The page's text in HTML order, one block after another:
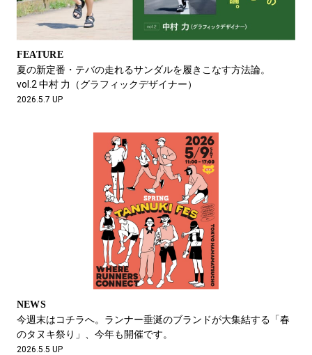
FEATURE
夏の新定番・テバの走れるサンダルを履きこなす方法論。
vol.2 中村 力（グラフィックデザイナー）
2026.5.7 UP
NEWS
今週末はコチラへ。ランナー垂涎のブランドが大集結する「春
のタヌキ祭り」、今年も開催です。
2026.5.5 UP